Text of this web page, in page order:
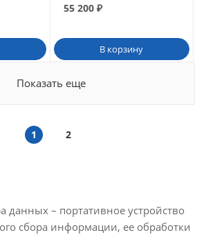
55 200₽
В корзину
Показать еще
1 2
данных – портативное устройство
сбора информации, ее обработки